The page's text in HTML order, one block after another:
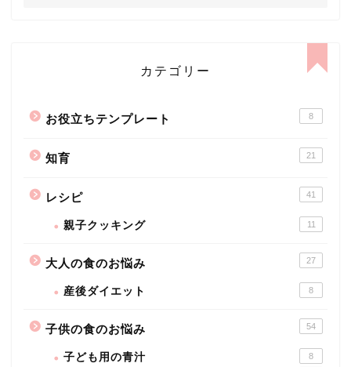
カテゴリー
お役立ちテンプレート 8
知育 21
レシピ 41
親子クッキング 11
大人の食のお悩み 27
産後ダイエット 8
子供の食のお悩み 54
子ども用の青汁 8